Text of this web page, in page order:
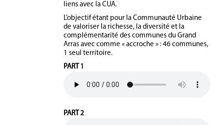
liens avec la CUA.
L’objectif étant pour la Communauté Urbaine
de valoriser la richesse, la diversité et la
complémentarité des communes du Grand
Arras avec comme « accroche » : 46 communes,
1 seul territoire.
PART 1
PART 2